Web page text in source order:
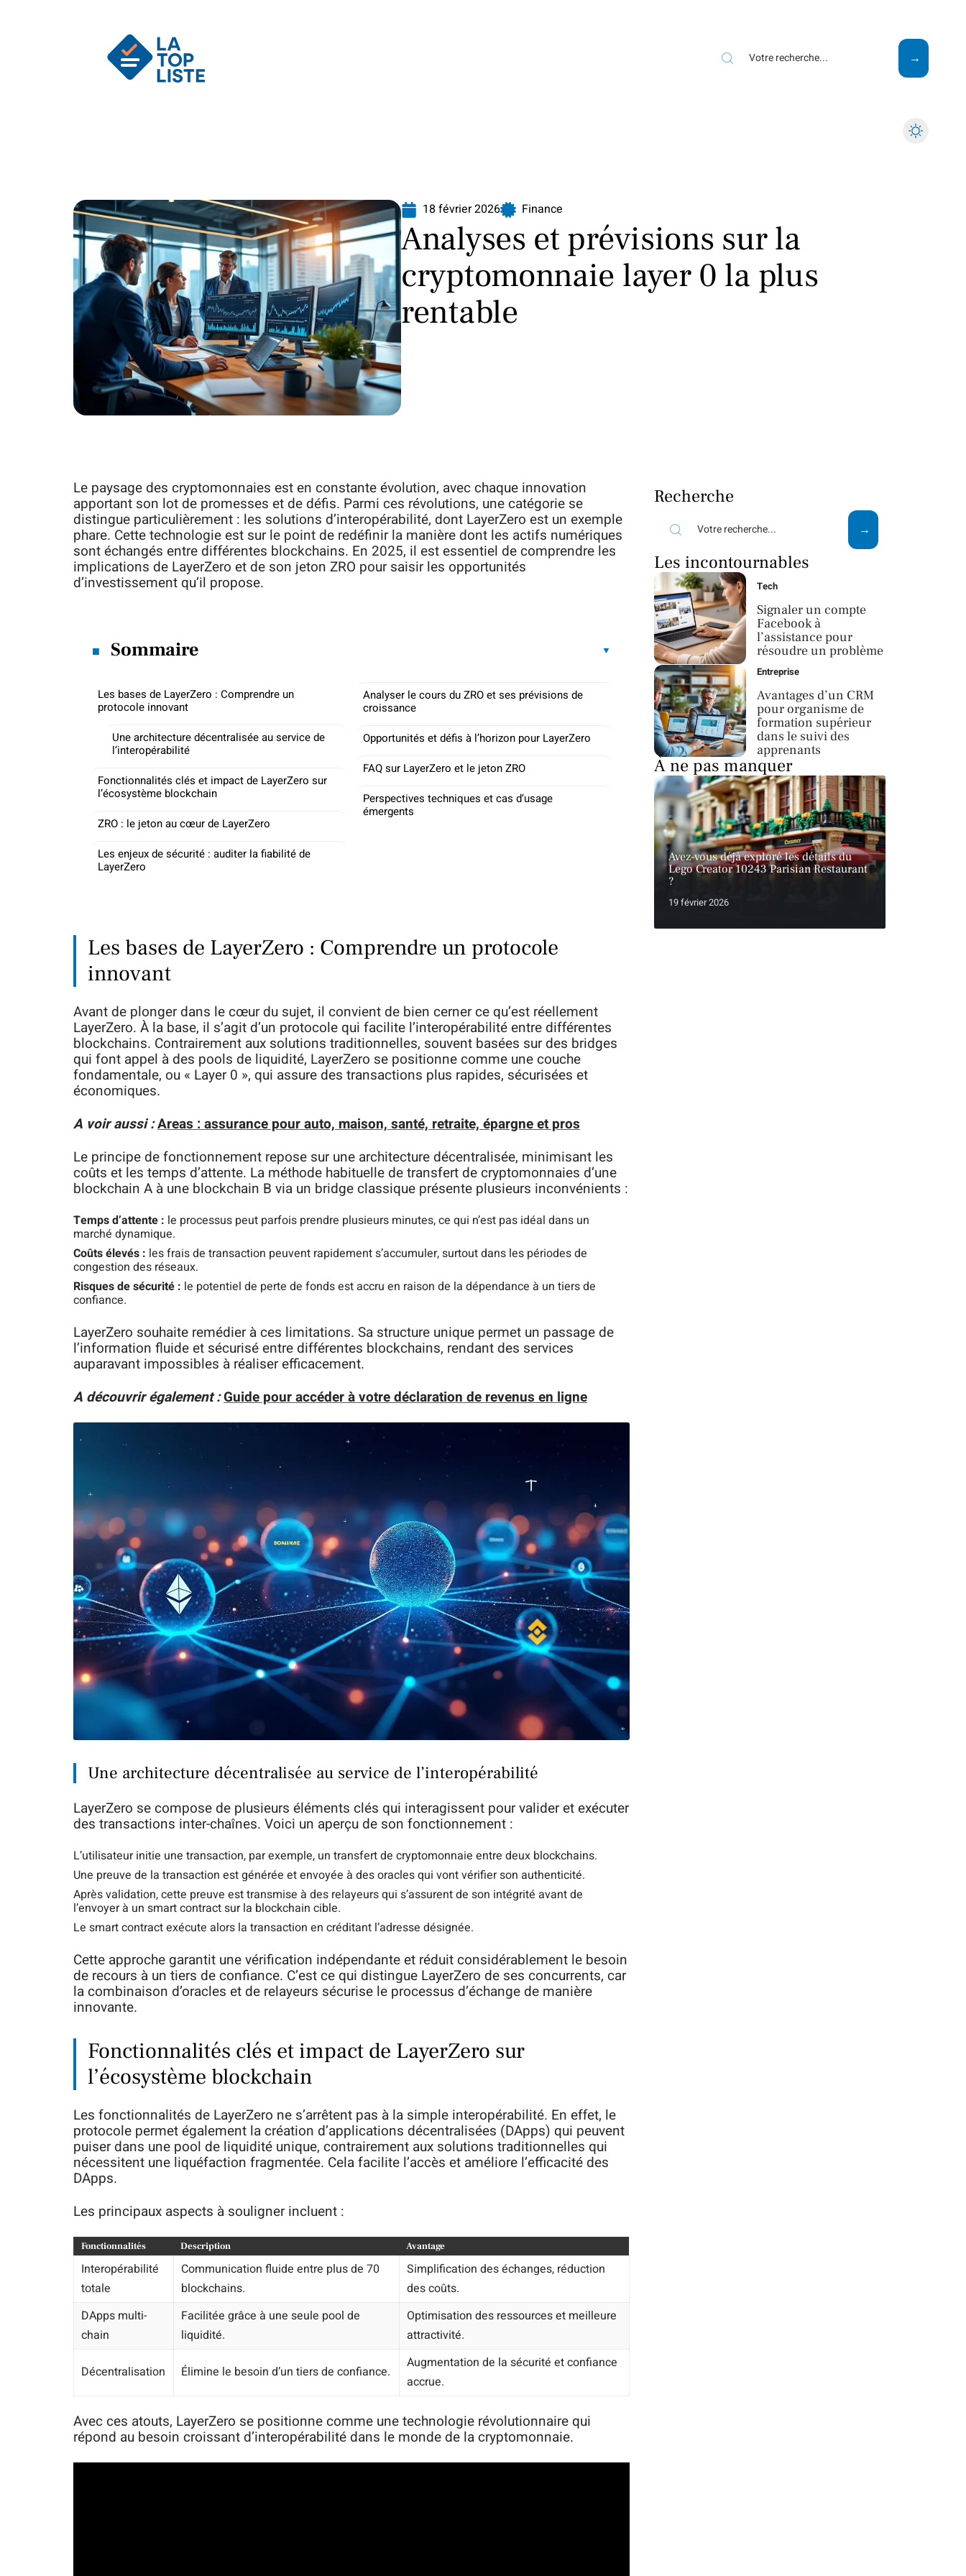
18 février 2026 Finance
Analyses et prévisions sur la
cryptomonnaie layer 0 la plus
rentable
Le paysage des cryptomonnaies est en constante évolution, avec chaque innovation
apportant son lot de promesses et de défis. Parmi ces révolutions, une catégorie se
distingue particulièrement : les solutions d’interopérabilité, dont LayerZero est un exemple
phare. Cette technologie est sur le point de redéfinir la manière dont les actifs numériques
sont échangés entre différentes blockchains. En 2025, il est essentiel de comprendre les
implications de LayerZero et de son jeton ZRO pour saisir les opportunités
d’investissement qu’il propose.
Sommaire
Les bases de LayerZero : Comprendre un
protocole innovant
Une architecture décentralisée au service de
l’interopérabilité
Fonctionnalités clés et impact de LayerZero sur
l’écosystème blockchain
ZRO : le jeton au cœur de LayerZero
Les enjeux de sécurité : auditer la fiabilité de
LayerZero
Analyser le cours du ZRO et ses prévisions de
croissance
Opportunités et défis à l’horizon pour LayerZero
FAQ sur LayerZero et le jeton ZRO
Perspectives techniques et cas d’usage
émergents
Les bases de LayerZero : Comprendre un protocole
innovant
Avant de plonger dans le cœur du sujet, il convient de bien cerner ce qu’est réellement
LayerZero. À la base, il s’agit d’un protocole qui facilite l’interopérabilité entre différentes
blockchains. Contrairement aux solutions traditionnelles, souvent basées sur des bridges
qui font appel à des pools de liquidité, LayerZero se positionne comme une couche
fondamentale, ou « Layer 0 », qui assure des transactions plus rapides, sécurisées et
économiques.
A voir aussi :Areas : assurance pour auto, maison, santé, retraite, épargne et pros
Le principe de fonctionnement repose sur une architecture décentralisée, minimisant les
coûts et les temps d’attente. La méthode habituelle de transfert de cryptomonnaies d’une
blockchain A à une blockchain B via un bridge classique présente plusieurs inconvénients :
Temps d’attente : le processus peut parfois prendre plusieurs minutes, ce qui n’est pas idéal dans un
marché dynamique.
Coûts élevés : les frais de transaction peuvent rapidement s’accumuler, surtout dans les périodes de
congestion des réseaux.
Risques de sécurité : le potentiel de perte de fonds est accru en raison de la dépendance à un tiers de
confiance.
LayerZero souhaite remédier à ces limitations. Sa structure unique permet un passage de
l’information fluide et sécurisé entre différentes blockchains, rendant des services
auparavant impossibles à réaliser efficacement.
A découvrir également :Guide pour accéder à votre déclaration de revenus en ligne
Une architecture décentralisée au service de l’interopérabilité
LayerZero se compose de plusieurs éléments clés qui interagissent pour valider et exécuter
des transactions inter-chaînes. Voici un aperçu de son fonctionnement :
L’utilisateur initie une transaction, par exemple, un transfert de cryptomonnaie entre deux blockchains.
Une preuve de la transaction est générée et envoyée à des oracles qui vont vérifier son authenticité.
Après validation, cette preuve est transmise à des relayeurs qui s’assurent de son intégrité avant de
l’envoyer à un smart contract sur la blockchain cible.
Le smart contract exécute alors la transaction en créditant l’adresse désignée.
Cette approche garantit une vérification indépendante et réduit considérablement le besoin
de recours à un tiers de confiance. C’est ce qui distingue LayerZero de ses concurrents, car
la combinaison d’oracles et de relayeurs sécurise le processus d’échange de manière
innovante.
Fonctionnalités clés et impact de LayerZero sur
l’écosystème blockchain
Les fonctionnalités de LayerZero ne s’arrêtent pas à la simple interopérabilité. En effet, le
protocole permet également la création d’applications décentralisées (DApps) qui peuvent
puiser dans une pool de liquidité unique, contrairement aux solutions traditionnelles qui
nécessitent une liquéfaction fragmentée. Cela facilite l’accès et améliore l’efficacité des
DApps.
Les principaux aspects à souligner incluent :
Fonctionnalités Description Avantage
Interopérabilité
totale
Communication fluide entre plus de 70
blockchains.
Simplification des échanges, réduction
des coûts.
DApps multi-
chain
Facilitée grâce à une seule pool de
liquidité.
Optimisation des ressources et meilleure
attractivité.
Décentralisation Élimine le besoin d’un tiers de confiance.
Augmentation de la sécurité et confiance
accrue.
Avec ces atouts, LayerZero se positionne comme une technologie révolutionnaire qui
répond au besoin croissant d’interopérabilité dans le monde de la cryptomonnaie.
Recherche
Les incontournables
Tech
Signaler un compte
Facebook à
l’assistance pour
résoudre un problème
Entreprise
Avantages d’un CRM
pour organisme de
formation supérieur
dans le suivi des
apprenants
À ne pas manquer
Avez-vous déjà exploré les détails du
Lego Creator 10243 Parisian Restaurant
?
19 février 2026